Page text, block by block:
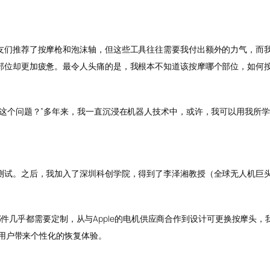
推荐了按摩枪和泡沫轴，但这些工具往往需要我付出额外的力气，
却更加疲惫。最令人头痛的是，我根本不知道该按摩哪个部位，如何
问题？”多年来，我一直沉浸在机器人技术中，或许，我可以用我
。之后，我加入了深圳科创学院，得到了李泽湘教授（全球无人机
几乎都需要定制，从与Apple的电机供应商合作到设计可更换按摩头
带来个性化的恢复体验。